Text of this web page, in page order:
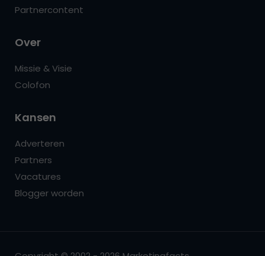
Partnercontent
Over
Missie & Visie
Colofon
Kansen
Adverteren
Partners
Vacatures
Blogger worden